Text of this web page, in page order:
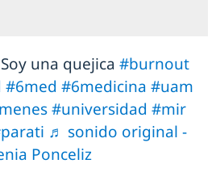
una quejica #burnout
#6med #6medicina #uam
#universidad #mir
♬ sonido original -
Ponceliz